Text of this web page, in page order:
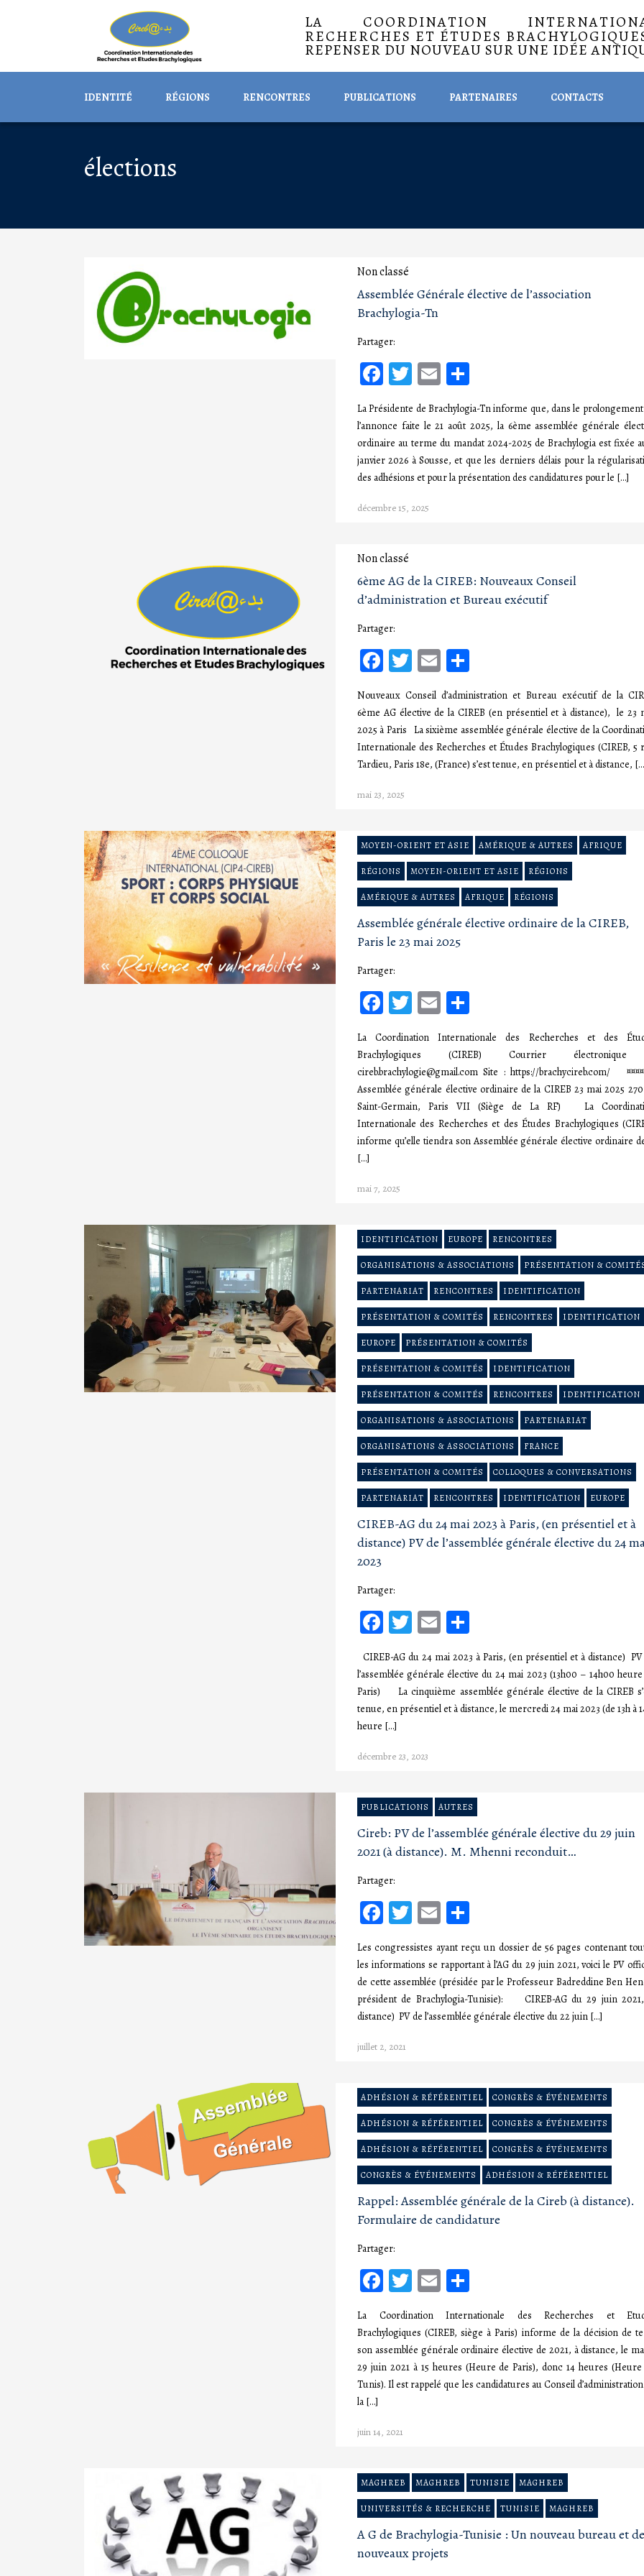
LA COORDINATION
RECHERCHES ET ÉTUDES
REPENSER DU NOUVEAU SUR UNE IDÉE
IDENTITÉ RÉGIONS RENCONTRES PUBLICATIONS PARTENAIRES CONTACTS
élections
Non classé
Assemblée Générale élective de l’association
Brachylogia-Tn
Partager:
Facebook
Twitter
Email
La Présidente de Brachylogia-Tn informe que, dans le
l’annonce faite le 21 août 2025, la 6ème assemblée générale
ordinaire au terme du mandat 2024-2025 de Brachylogia est fixée
janvier 2026 à Sousse, et que les derniers délais pour la
des adhésions et pour la présentation des candidatures pour le […]
décembre 15, 2025
Non classé
6ème AG de la CIREB: Nouveaux Conseil
d’administration et Bureau exécutif
Partager:
Facebook
Twitter
Email
Nouveaux Conseil d’administration et Bureau exécutif de la
6ème AG élective de la CIREB (en présentiel et à distance), le 23
2025 à Paris La sixième assemblée générale élective de la
Internationale des Recherches et Études Brachylogiques (CIREB, 5
Tardieu, Paris 18e, (France) s’est tenue, en présentiel et à distance,
mai 23, 2025
MOYEN-ORIENT ET ASIE AMÉRIQUE & AUTRES AFRIQUE
RÉGIONS MOYEN-ORIENT ET ASIE RÉGIONS
AMÉRIQUE & AUTRES AFRIQUE RÉGIONS
Assemblée générale élective ordinaire de la CIREB,
Paris le 23 mai 2025
Partager:
Facebook
Twitter
Email
La Coordination Internationale des Recherches et des
Brachylogiques (CIREB) Courrier
cireb.brachylogie@gmail.com Site : https://brachycireb.com/
Assemblée générale élective ordinaire de la CIREB 23 mai 2025
Saint-Germain, Paris VII (Siège de La RF) La
Internationale des Recherches et des Études Brachylogiques
informe qu’elle tiendra son Assemblée générale élective ordinaire
[…]
mai 7, 2025
IDENTIFICATION EUROPE RENCONTRES
ORGANISATIONS & ASSOCIATIONS PRÉSENTATION &
PARTENARIAT RENCONTRES IDENTIFICATION
PRÉSENTATION & COMITÉS RENCONTRES IDENTIFICATION
EUROPE PRÉSENTATION & COMITÉS
PRÉSENTATION & COMITÉS IDENTIFICATION
PRÉSENTATION & COMITÉS RENCONTRES IDENTIFICATION
ORGANISATIONS & ASSOCIATIONS PARTENARIAT
ORGANISATIONS & ASSOCIATIONS FRANCE
PRÉSENTATION & COMITÉS COLLOQUES & CONVERSATIONS
PARTENARIAT RENCONTRES IDENTIFICATION EUROPE
CIREB-AG du 24 mai 2023 à Paris, (en présentiel et à
distance) PV de l’assemblée générale élective du 24
2023
Partager:
Facebook
Twitter
Email
CIREB-AG du 24 mai 2023 à Paris, (en présentiel et à distance)
l’assemblée générale élective du 24 mai 2023 (13h00 – 14h00
Paris) La cinquième assemblée générale élective de la CIREB
tenue, en présentiel et à distance, le mercredi 24 mai 2023 (de 13h à
heure […]
décembre 23, 2023
PUBLICATIONS AUTRES
Cireb: PV de l’assemblée générale élective du 29 juin
2021 (à distance). M. Mhenni reconduit…
Partager:
Facebook
Twitter
Email
Les congressistes ayant reçu un dossier de 56 pages contenant
les informations se rapportant à l’AG du 29 juin 2021, voici le PV
de cette assemblée (présidée par le Professeur Badreddine Ben
président de Brachylogia-Tunisie): CIREB-AG du 29 juin
distance) PV de l’assemblée générale élective du 22 juin […]
juillet 2, 2021
ADHÉSION & RÉFÉRENTIEL CONGRÈS & ÉVÉNEMENTS
ADHÉSION & RÉFÉRENTIEL CONGRÈS & ÉVÉNEMENTS
ADHÉSION & RÉFÉRENTIEL CONGRÈS & ÉVÉNEMENTS
CONGRÈS & ÉVÉNEMENTS ADHÉSION & RÉFÉRENTIEL
Rappel: Assemblée générale de la Cireb (à distance).
Formulaire de candidature
Partager:
Facebook
Twitter
Email
La Coordination Internationale des Recherches et
Brachylogiques (CIREB, siège à Paris) informe de la décision de
son assemblée générale ordinaire élective de 2021, à distance, le
29 juin 2021 à 15 heures (Heure de Paris), donc 14 heures
Tunis). Il est rappelé que les candidatures au Conseil
la […]
juin 14, 2021
MAGHREB MAGHREB TUNISIE MAGHREB
UNIVERSITÉS & RECHERCHE TUNISIE MAGHREB
A G de Brachylogia-Tunisie : Un nouveau bureau et de
nouveaux projets